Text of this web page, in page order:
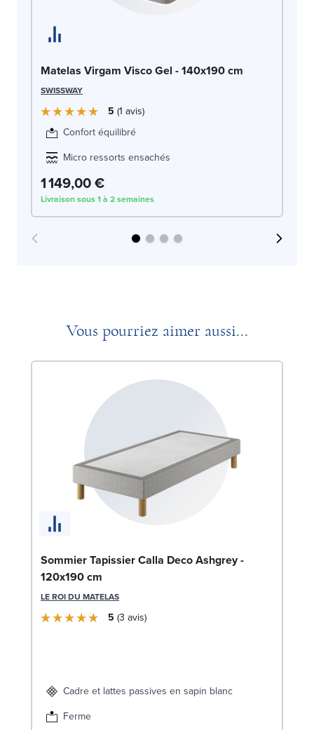
Matelas Virgam Visco Gel - 140x190 cm
SWISSWAY
5 1 avis
Confort équilibré
Micro ressorts ensachés
1 149,00 €
Livraison sous 1 à 2 semaines
Vous pourriez aimer aussi...
Sommier Tapissier Calla Deco Ashgrey -
120x190 cm
LE ROI DU MATELAS
5 3 avis
Cadre et lattes passives en sapin blanc
Ferme